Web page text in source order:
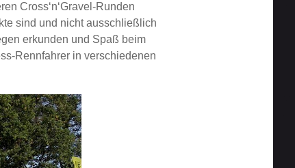
Cross‘n‘Gravel-Runden
sind und nicht ausschließlich
erkunden und Spaß beim
Rennfahrer in verschiedenen